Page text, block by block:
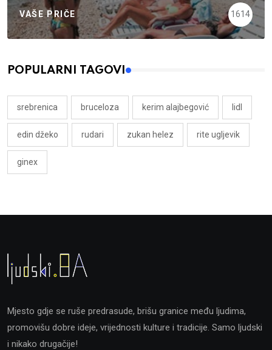
VAŠE PRIČE 1614
POPULARNI TAGOVI
srebrenica bruceloza kerim alajbegović lidl
edin džeko rudari zukan helez rite ugljevik
ginex
Mjesto gdje se ruše predrasude, brišu granice među ljudima,
promovišu dobre ideje, vrijednosti kulture i tradicije. Samo ljudski
i nikako drugačije!